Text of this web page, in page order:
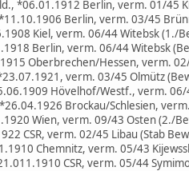
*06.01.1912 Berlin, verm. 01/45
*11.10.1906 Berlin, verm. 03/45
Kiel, verm. 06/44 Witebsk (1./
Berlin, verm. 06/44 Witebsk
Oberbrechen/Hessen, verm.
verm. 03/45 Olmütz
Hövelhof/Westf., verm.
Brockau/Schlesien,
Wien, verm. 09/43 Osten (2./
CSR, verm. 02/45 Libau (Stab
Chemnitz, verm. 05/43
CSR, verm. 05/44